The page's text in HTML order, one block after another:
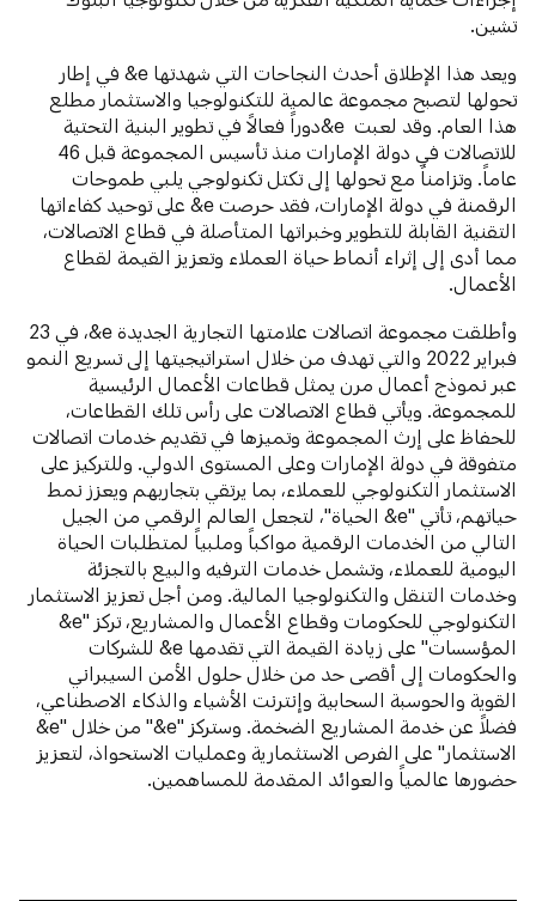
تشين.
ويعد هذا الإطلاق أحدث النجاحات التي شهدتها e& في إطار
تحولها لتصبح مجموعة عالمية للتكنولوجيا والاستثمار مطلع
هذا العام. وقد لعبت e&دوراً فعالاً في تطوير البنية التحتية
للاتصالات في دولة الإمارات منذ تأسيس المجموعة قبل 46
عاماً. وتزامناً مع تحولها إلى تكتل تكنولوجي يلبي طموحات
الرقمنة في دولة الإمارات، فقد حرصت e& على توحيد كفاءاتها
التقنية القابلة للتطوير وخبراتها المتأصلة في قطاع الاتصالات،
مما أدى إلى إثراء أنماط حياة العملاء وتعزيز القيمة لقطاع
الأعمال.
وأطلقت مجموعة اتصالات علامتها التجارية الجديدة e&، في 23
فبراير 2022 والتي تهدف من خلال استراتيجيتها إلى تسريع النمو
عبر نموذج أعمال مرن يمثل قطاعات الأعمال الرئيسية
للمجموعة. ويأتي قطاع الاتصالات على رأس تلك القطاعات،
للحفاظ على إرث المجموعة وتميزها في تقديم خدمات اتصالات
متفوقة في دولة الإمارات وعلى المستوى الدولي. وللتركيز على
الاستثمار التكنولوجي للعملاء، بما يرتقي بتجاربهم ويعزز نمط
حياتهم، تأتي "e& الحياة"، لتجعل العالم الرقمي من الجيل
التالي من الخدمات الرقمية مواكباً وملبياً لمتطلبات الحياة
اليومية للعملاء، وتشمل خدمات الترفيه والبيع بالتجزئة
وخدمات التنقل والتكنولوجيا المالية. ومن أجل تعزيز الاستثمار
التكنولوجي للحكومات وقطاع الأعمال والمشاريع، تركز "e&
المؤسسات" على زيادة القيمة التي تقدمها e& للشركات
والحكومات إلى أقصى حد من خلال حلول الأمن السيبراني
القوية والحوسبة السحابية وإنترنت الأشياء والذكاء الاصطناعي،
فضلاً عن خدمة المشاريع الضخمة. وستركز "e&" من خلال "e&
الاستثمار" على الفرص الاستثمارية وعمليات الاستحواذ، لتعزيز
حضورها عالمياً والعوائد المقدمة للمساهمين.